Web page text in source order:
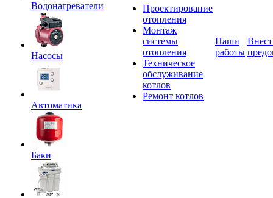
Водонагреватели
Насосы
Автоматика
Баки
Проектирование
отопления
Монтаж
системы
отопления
Техническое
обслуживание
котлов
Ремонт котлов
Наши
работы